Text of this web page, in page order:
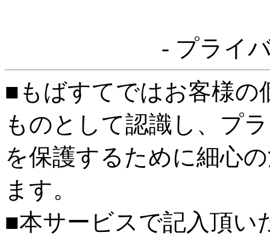
- プライ
■もばすてではお客様の
ものとして認識し、プ
を保護するために細心
ます。
■本サービスで記入頂い